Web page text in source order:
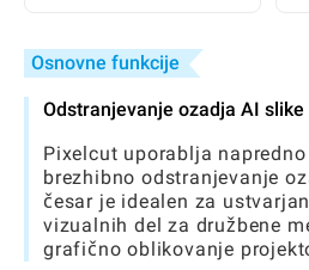
Osnovne funkcije
Odstranjevanje ozadja AI slike
Pixelcut uporablja
brezhibno odstranjevanje
česar je idealen za
vizualnih del za družbene
grafično oblikovanje